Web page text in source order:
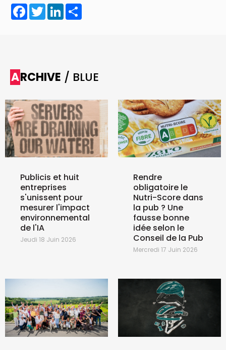
Facebook
TwitterLinkedIn
ARCHIVE / BLUE
Publicis et huit
entreprises
s'unissent pour
mesurer l'impact
environnemental
de l'IA
Jeudi 18 Juin 2026
Rendre
obligatoire le
Nutri-Score dans
la pub ? Une
fausse bonne
idée selon le
Conseil de la Pub
Mercredi 17 Juin 2026